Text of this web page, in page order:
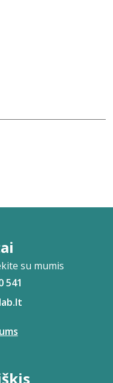
su mumis
541